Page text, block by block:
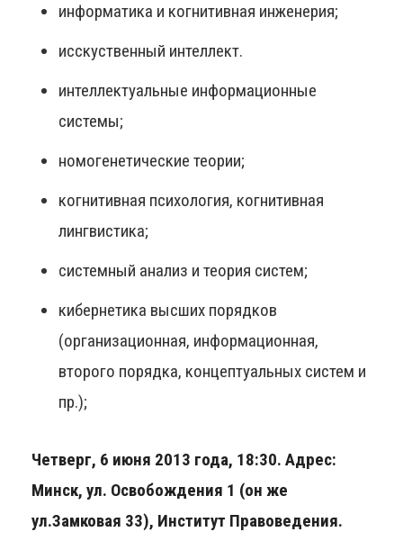
информатика и когнитивная инженерия;
исскуственный интеллект.
интеллектуальные информационные
системы;
номогенетические теории;
когнитивная психология, когнитивная
лингвистика;
системный анализ и теория систем;
кибернетика высших порядков
(организационная, информационная,
второго порядка, концептуальных систем и
пр.);
Четверг, 6 июня 2013 года, 18:30. Адрес:
Минск, ул. Освобождения 1 (он же
ул.Замковая 33), Институт Правоведения.